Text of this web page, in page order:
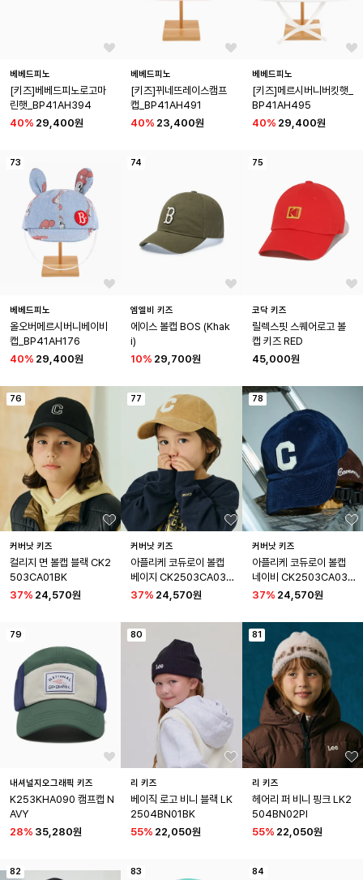
베베드피노
[키즈]베베드피노로고마
린햇_BP41AH394
40% 29,400원
베베드피노
[키즈]뀌네뜨레이스캠프
캡_BP41AH491
40% 23,400원
베베드피노
[키즈]메르시버니버킷햇_
BP41AH495
40% 29,400원
73
베베드피노
올오버메르시버니베이비
캡_BP41AH176
40% 29,400원
74
엠엘비 키즈
에이스 볼캡 BOS (Khak
i)
10% 29,700원
75
코닥 키즈
릴렉스핏 스퀘어로고 볼
캡 키즈 RED
45,000원
76
커버낫 키즈
컬리지 면 볼캡 블랙 CK2
503CA01BK
37% 24,570원
77
커버낫 키즈
아플리케 코듀로이 볼캡
베이지 CK2503CA03B
E
37% 24,570원
78
커버낫 키즈
아플리케 코듀로이 볼캡
네이비 CK2503CA03N
A
37% 24,570원
79
내셔널지오그래픽 키즈
K253KHA090 캠프캡 N
AVY
28% 35,280원
80
리 키즈
베이직 로고 비니 블랙 LK
2504BN01BK
55% 22,050원
81
리 키즈
헤어리 퍼 비니 핑크 LK2
504BN02PI
55% 22,050원
82 83 84